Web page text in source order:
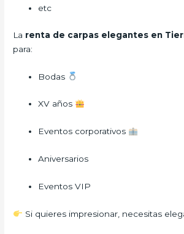
etc
La renta de carpas elegantes en
para:
Bodas
XV años
Eventos corporativos
Aniversarios
Eventos VIP
Si quieres impresionar, necesitas